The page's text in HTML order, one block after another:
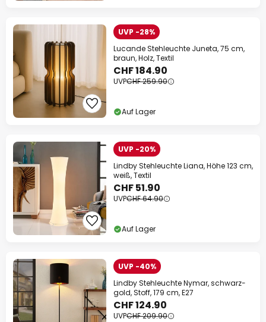
UVP -28%
Lucande Stehleuchte Juneta, 75 cm,
braun, Holz, Textil
CHF 184.90
UVPCHF 259.90
Auf Lager
UVP -20%
Lindby Stehleuchte Liana, Höhe 123 cm,
weiß, Textil
CHF 51.90
UVPCHF 64.90
Auf Lager
UVP -40%
Lindby Stehleuchte Nymar, schwarz-
gold, Stoff, 179 cm, E27
CHF 124.90
UVPCHF 209.90